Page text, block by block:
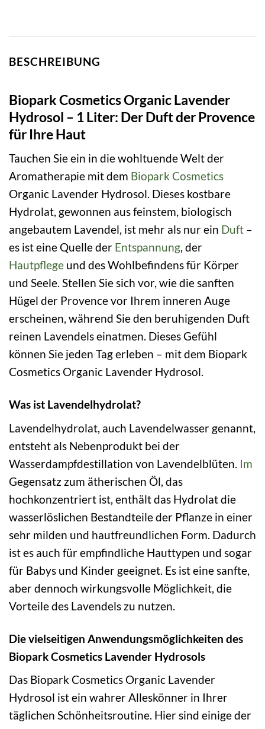
BESCHREIBUNG
Biopark Cosmetics Organic Lavender
Hydrosol – 1 Liter: Der Duft der Provence
für Ihre Haut
Tauchen Sie ein in die wohltuende Welt der
Aromatherapie mit dem Biopark Cosmetics
Organic Lavender Hydrosol. Dieses kostbare
Hydrolat, gewonnen aus feinstem, biologisch
angebautem Lavendel, ist mehr als nur ein Duft –
es ist eine Quelle der Entspannung, der
Hautpflege und des Wohlbefindens für Körper
und Seele. Stellen Sie sich vor, wie die sanften
Hügel der Provence vor Ihrem inneren Auge
erscheinen, während Sie den beruhigenden Duft
reinen Lavendels einatmen. Dieses Gefühl
können Sie jeden Tag erleben – mit dem Biopark
Cosmetics Organic Lavender Hydrosol.
Was ist Lavendelhydrolat?
Lavendelhydrolat, auch Lavendelwasser genannt,
entsteht als Nebenprodukt bei der
Wasserdampfdestillation von Lavendelblüten. Im
Gegensatz zum ätherischen Öl, das
hochkonzentriert ist, enthält das Hydrolat die
wasserlöslichen Bestandteile der Pflanze in einer
sehr milden und hautfreundlichen Form. Dadurch
ist es auch für empfindliche Hauttypen und sogar
für Babys und Kinder geeignet. Es ist eine sanfte,
aber dennoch wirkungsvolle Möglichkeit, die
Vorteile des Lavendels zu nutzen.
Die vielseitigen Anwendungsmöglichkeiten des
Biopark Cosmetics Lavender Hydrosols
Das Biopark Cosmetics Organic Lavender
Hydrosol ist ein wahrer Alleskönner in Ihrer
täglichen Schönheitsroutine. Hier sind einige der